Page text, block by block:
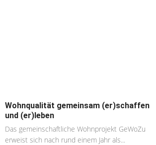
Wohnqualität gemeinsam (er)schaffen
und (er)leben
Das gemeinschaftliche Wohnprojekt GeWoZu
erweist sich nach rund einem Jahr als...